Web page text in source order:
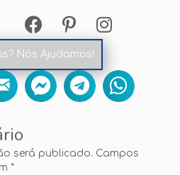
Nós Ajudamos!
será publicado. Campos
*